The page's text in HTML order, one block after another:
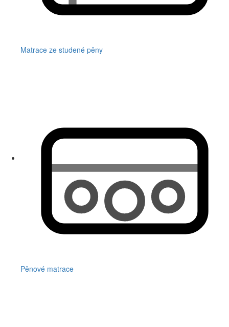
Matrace ze studené pěny
Pěnové matrace